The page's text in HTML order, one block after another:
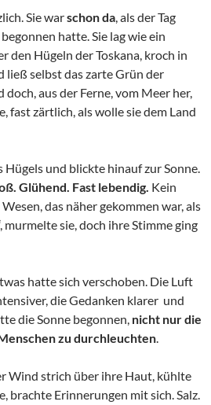
Sie warschon da, als der Tag
hatte. Sie lag wie ein
den Hügeln der Toskana, kroch in
ließ selbst das zarte Grün der
aus der Ferne, vom Meer her,
fast zärtlich, als wolle sie dem Land
Hügels und blickte hinauf zur Sonne.
Glühend. Fast lebendig. Kein
das näher gekommen war, als
murmelte sie, doch ihre Stimme ging
hatte sich verschoben. Die Luft
die Gedanken klarer und
die Sonne begonnen, nicht nur die
zu durchleuchten.
Wind strich über ihre Haut, kühlte
brachte Erinnerungen mit sich. Salz.